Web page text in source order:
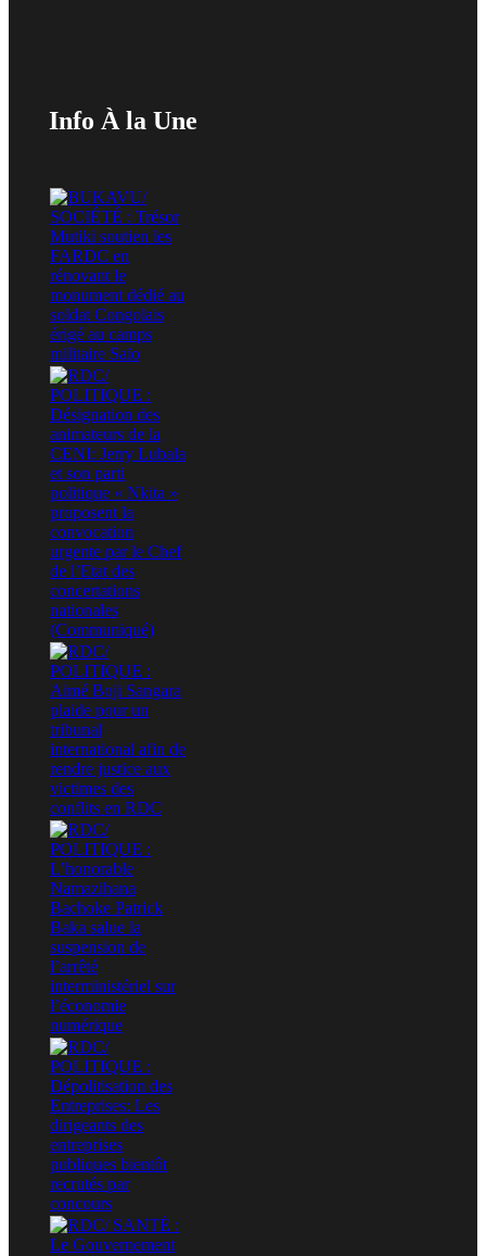
Info À la Une